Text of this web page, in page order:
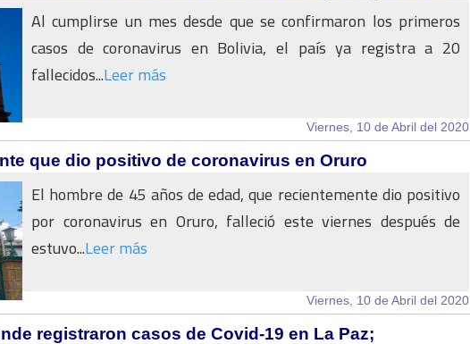
Al cumplirse un mes desde que se confirmaron los primeros
casos de coronavirus en Bolivia, el país ya registra a 20
fallecidos...Leer más
Viernes, 10 de Abril del 2020
que dio positivo de coronavirus en Oruro
El hombre de 45 años de edad, que recientemente dio positivo
por coronavirus en Oruro, falleció este viernes después de
estuvo...Leer más
Viernes, 10 de Abril del 2020
registraron casos de Covid-19 en La Paz;